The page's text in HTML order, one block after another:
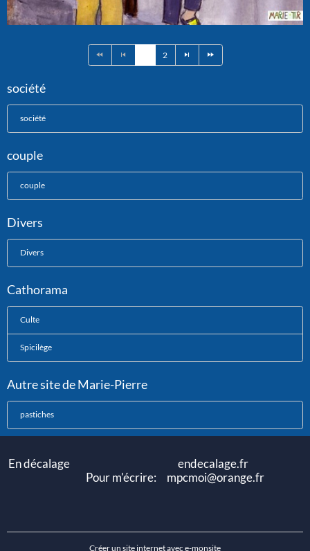
2
société
société
couple
couple
Divers
Divers
Cathorama
Culte
Spicilège
Autre site de Marie-Pierre
pastiches
En décalage endecalage.fr
Pour m'écrire: mpcmoi@orange.fr
Créer un site internet avec e-monsite